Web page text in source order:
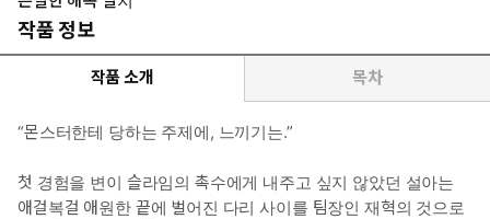
께 디톡스해야 하는 상대가 횡령 사건을 조사하는 작전 팀 팀장
재혁이다. 횡령을 들키지 않고 해독만 할 수 있을까?
*이럴 때 보세요 : 어쩔 수 없이 시작된 관계가 점점 놓을 수 없는 감
정이 되는 유쾌한 이야기가 보고 싶을 때
*공감 글귀 : “가긴 어딜 가. 상관 허락도 없이.”
작품 정보
작품 소개 목차
“몬스터한테 당하는 주제에, 느끼기는.”
첫 경험을 변이 슬라임의 촉수에게 내주고 싶지 않았던 설아는
애걸복걸 애원한 끝에 벌어진 다리 사이를 팀장인 재혁의 것으로